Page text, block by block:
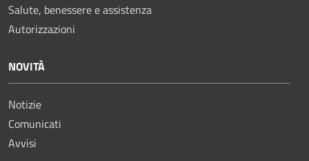
Salute, benessere e assistenza
Autorizzazioni
NOVITÀ
Notizie
Comunicati
Avvisi